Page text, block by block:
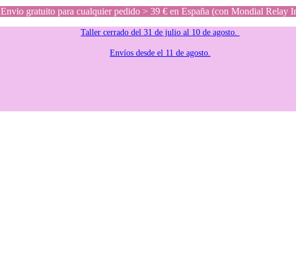
Envio gratuito para cualquier pedido > 39 € en España (con Mondial Relay
Taller cerrado del 31 de julio al 10 de agosto.
Envíos desde el 11 de agosto.